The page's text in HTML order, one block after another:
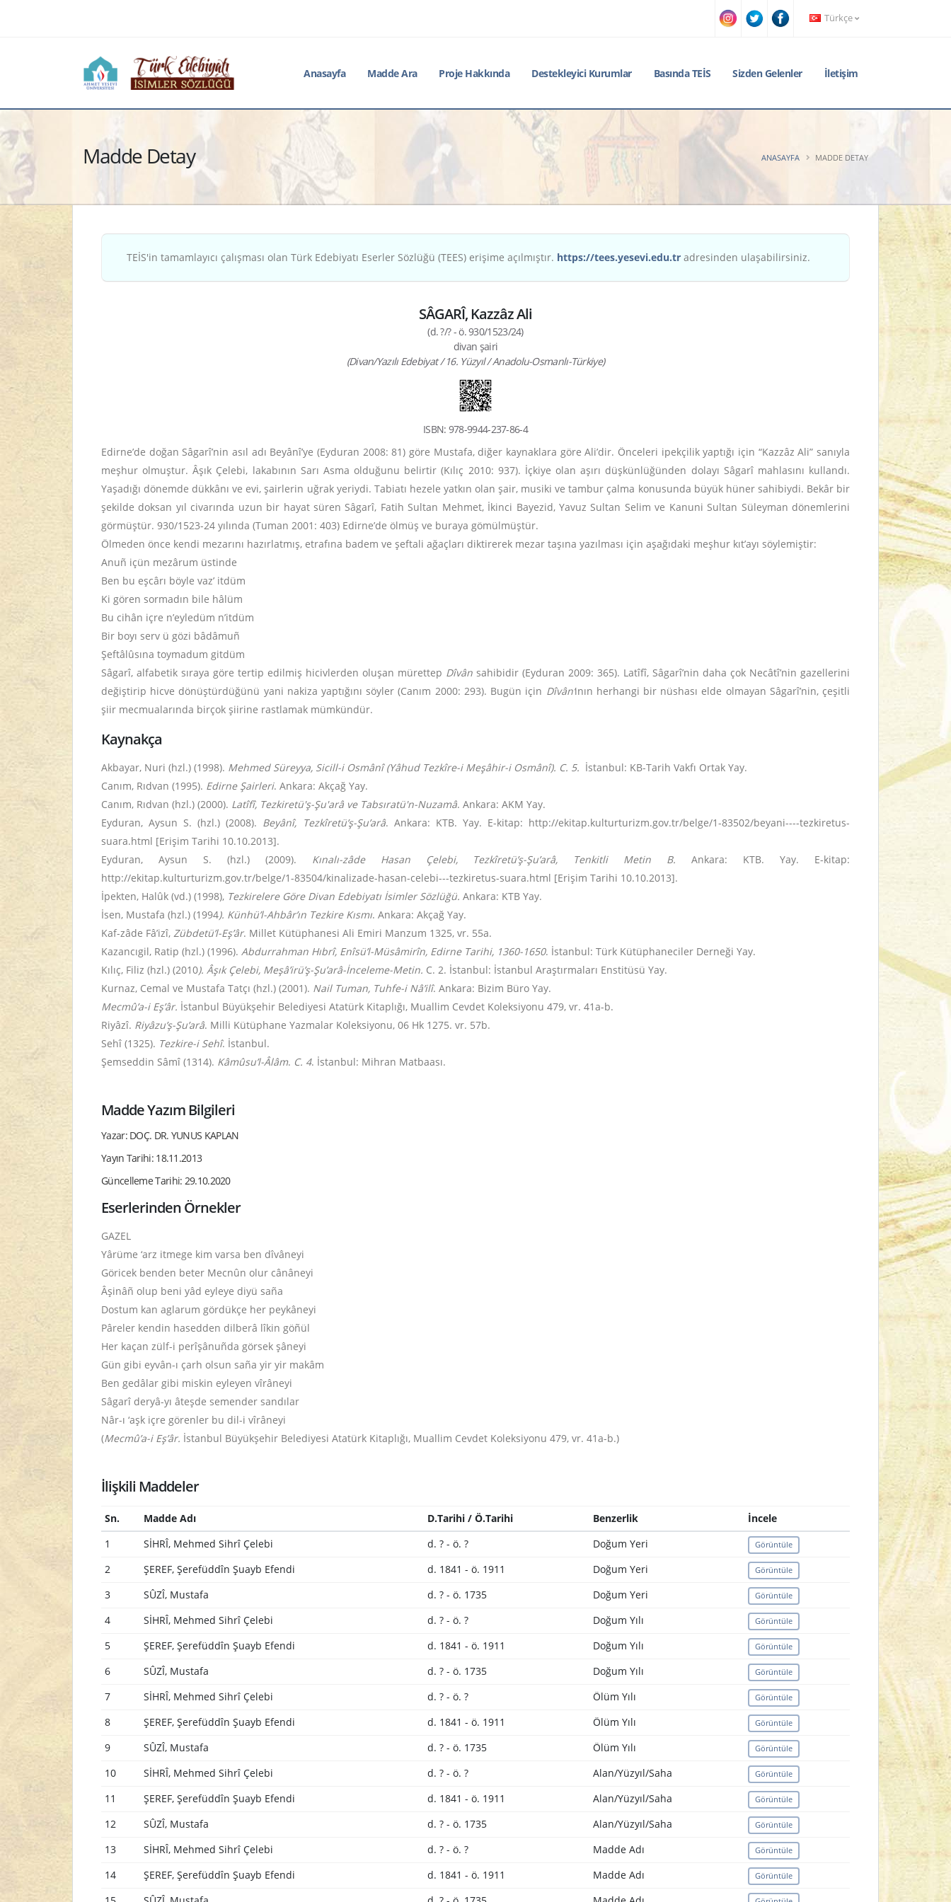
Türkçe
Anasayfa Madde Ara Proje Hakkında Destekleyici Kurumlar Basında TEİS Sizden Gelenler İletişim
Madde Detay ANASAYFA MADDE DETAY
TEİS'in tamamlayıcı çalışması olan Türk Edebiyatı Eserler Sözlüğü (TEES) erişime açılmıştır. https://tees.yesevi.edu.tr adresinden ulaşabilirsiniz.
SÂGARÎ, Kazzâz Ali
(d. ?/? - ö. 930/1523/24)
divan şairi
(Divan/Yazılı Edebiyat / 16. Yüzyıl / Anadolu-Osmanlı-Türkiye)
ISBN: 978-9944-237-86-4
Edirne’de doğan Sâgarî’nin asıl adı Beyânî’ye (Eyduran 2008: 81) göre Mustafa, diğer kaynaklara göre Ali’dir. Önceleri ipekçilik yaptığı için “Kazzâz Ali” sanıyla
meşhur olmuştur. Âşık Çelebi, lakabının Sarı Asma olduğunu belirtir (Kılıç 2010: 937). İçkiye olan aşırı düşkünlüğünden dolayı Sâgarî mahlasını kullandı.
Yaşadığı dönemde dükkânı ve evi, şairlerin uğrak yeriydi. Tabiatı hezele yatkın olan şair, musiki ve tambur çalma konusunda büyük hüner sahibiydi. Bekâr bir
şekilde doksan yıl civarında uzun bir hayat süren Sâgarî, Fatih Sultan Mehmet, İkinci Bayezid, Yavuz Sultan Selim ve Kanuni Sultan Süleyman dönemlerini
görmüştür. 930/1523-24 yılında (Tuman 2001: 403) Edirne’de ölmüş ve buraya gömülmüştür.
Ölmeden önce kendi mezarını hazırlatmış, etrafına badem ve şeftali ağaçları diktirerek mezar taşına yazılması için aşağıdaki meşhur kıt’ayı söylemiştir:
Anuñ içün mezârum üstinde
Ben bu eşcârı böyle vaz’ itdüm
Ki gören sormadın bile hâlüm
Bu cihân içre n’eyledüm n’itdüm
Bir boyı serv ü gözi bâdâmuñ
Şeftâlûsına toymadum gitdüm
Sâgarî, alfabetik sıraya göre tertip edilmiş hicivlerden oluşan mürettep Dîvân sahibidir (Eyduran 2009: 365). Latîfî, Sâgarî’nin daha çok Necâtî’nin gazellerini
değiştirip hicve dönüştürdüğünü yani nakiza yaptığını söyler (Canım 2000: 293). Bugün için Dîvân’ının herhangi bir nüshası elde olmayan Sâgarî’nin, çeşitli
şiir mecmualarında birçok şiirine rastlamak mümkündür.
Kaynakça
Akbayar, Nuri (hzl.) (1998). Mehmed Süreyya, Sicill-i Osmânî (Yâhud Tezkîre-i Meşâhir-i Osmânî). C. 5. İstanbul: KB-Tarih Vakfı Ortak Yay.
Canım, Rıdvan (1995). EdirneŞairleri. Ankara: Akçağ Yay.
Canım, Rıdvan (hzl.) (2000). Latîfî, Tezkiretü'ş-Şu'arâ ve Tabsıratü'n-Nuzamâ. Ankara: AKM Yay.
Eyduran, Aysun S. (hzl.) (2008). Beyânî, Tezkîretü’ş-Şu’arâ. Ankara: KTB. Yay. E-kitap: http://ekitap.kulturturizm.gov.tr/belge/1-83502/beyani----tezkiretus-
suara.html [Erişim Tarihi 10.10.2013].
Eyduran, Aysun S. (hzl.) (2009). Kınalı-zâde HasanÇelebi, Tezkîretü’ş-Şu’arâ, Tenkitli Metin B.Ankara: KTB. Yay. E-kitap:
http://ekitap.kulturturizm.gov.tr/belge/1-83504/kinalizade-hasan-celebi---tezkiretus-suara.html [Erişim Tarihi 10.10.2013].
İpekten, Halûk (vd.) (1998), Tezkirelere Göre Divan Edebiyatı İsimler Sözlüğü. Ankara: KTB Yay.
İsen, Mustafa (hzl.) (1994). Künhü’l-Ahbâr’ın Tezkire Kısmı. Ankara: Akçağ Yay.
Kaf-zâde Fâ’izî, Zübdetü’l-Eş’âr. Millet Kütüphanesi Ali Emiri Manzum 1325, vr. 55a.
Kazancıgil, Ratip (hzl.) (1996). Abdurrahman Hıbrî, Enîsü’l-Müsâmirîn, Edirne Tarihi, 1360-1650. İstanbul: Türk Kütüphaneciler Derneği Yay.
Kılıç, Filiz (hzl.) (2010). Âşık Çelebi, Meşâ’irü’ş-Şu’arâ-İnceleme-Metin. C. 2. İstanbul: İstanbul Araştırmaları Enstitüsü Yay.
Kurnaz, Cemal ve Mustafa Tatçı (hzl.) (2001). Nail Tuman, Tuhfe-i Nâ’ilî. Ankara: Bizim Büro Yay.
Mecmû’a-i Eş’âr. İstanbul Büyükşehir Belediyesi Atatürk Kitaplığı, Muallim Cevdet Koleksiyonu 479, vr. 41a-b.
Riyâzî. Riyâzu’ş-Şu’arâ. Milli Kütüphane Yazmalar Koleksiyonu, 06 Hk 1275. vr. 57b.
Sehî (1325). Tezkire-i Sehî. İstanbul.
Şemseddin Sâmî (1314). Kâmûsu’l-Âlâm. C. 4. İstanbul: Mihran Matbaası.
Madde Yazım Bilgileri
Yazar: DOÇ. DR. YUNUS KAPLAN
Yayın Tarihi: 18.11.2013
Güncelleme Tarihi: 29.10.2020
Eserlerinden Örnekler
GAZEL
Yârüme ‘arz itmege kim varsa ben dîvâneyi
Göricek benden beter Mecnûn olur cânâneyi
Âşinâñ olup beni yâd eyleye diyü saña
Dostum kan aglarum gördükçe her peykâneyi
Pâreler kendin hasedden dilberâ lîkin göñül
Her kaçan zülf-i perîşânuñda görsek şâneyi
Gün gibi eyvân-ı çarh olsun saña yir yir makâm
Ben gedâlar gibi miskin eyleyen vîrâneyi
Sâgarî deryâ-yı âteşde semender sandılar
Nâr-ı ‘aşk içre görenler bu dil-i vîrâneyi
(Mecmû’a-i Eş’âr. İstanbul Büyükşehir Belediyesi Atatürk Kitaplığı, Muallim Cevdet Koleksiyonu 479, vr. 41a-b.)
İlişkili Maddeler
Sn. Madde Adı D.Tarihi / Ö.Tarihi Benzerlik
İncele
1
SİHRÎ, Mehmed Sihrî Çelebi d. ? - ö. ? Doğum Yeri Görüntüle
2 ŞEREF, Şerefüddîn Şuayb Efendi d. 1841 - ö. 1911 Doğum Yeri Görüntüle
3 SÛZÎ, Mustafa d. ? - ö. 1735 Doğum Yeri Görüntüle
4 SİHRÎ, Mehmed Sihrî Çelebi d. ? - ö. ? Doğum Yılı Görüntüle
5 ŞEREF, Şerefüddîn Şuayb Efendi d. 1841 - ö. 1911 Doğum Yılı Görüntüle
6 SÛZÎ, Mustafa d. ? - ö. 1735 Doğum Yılı Görüntüle
7 SİHRÎ, Mehmed Sihrî Çelebi d. ? - ö. ? Ölüm Yılı Görüntüle
8 ŞEREF, Şerefüddîn Şuayb Efendi d. 1841 - ö. 1911 Ölüm Yılı Görüntüle
9 SÛZÎ, Mustafa d. ? - ö. 1735 Ölüm Yılı Görüntüle
10 SİHRÎ, Mehmed Sihrî Çelebi d. ? - ö. ? Alan/Yüzyıl/Saha Görüntüle
11 ŞEREF, Şerefüddîn Şuayb Efendi d. 1841 - ö. 1911 Alan/Yüzyıl/Saha Görüntüle
12 SÛZÎ, Mustafa d. ? - ö. 1735 Alan/Yüzyıl/Saha Görüntüle
13 SİHRÎ, Mehmed Sihrî Çelebi d. ? - ö. ? Madde Adı Görüntüle
14 ŞEREF, Şerefüddîn Şuayb Efendi d. 1841 - ö. 1911 Madde Adı Görüntüle